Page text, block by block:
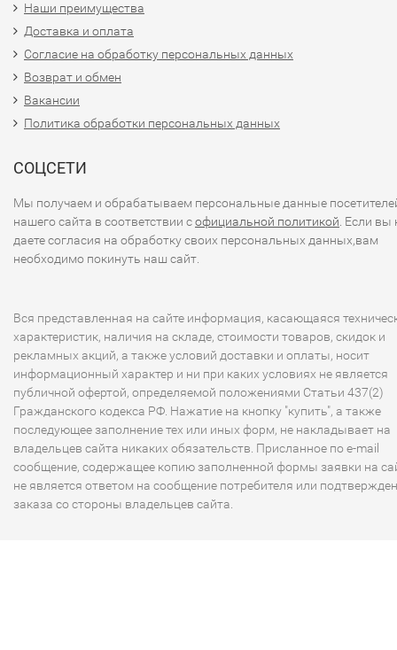
Наши преимущества
Доставка и оплата
Согласие на обработку персональных данных
Возврат и обмен
Вакансии
Политика обработки персональных данных
СОЦСЕТИ
Мы получаем и обрабатываем персональные данные
нашего сайта в соответствии софициальной политикой . Если вы
даете согласия на обработку своих персональных данных,вам
необходимо покинуть наш сайт.
Вся представленная на сайте информация, касающаяся
характеристик, наличия на складе, стоимости товаров, скидок и
рекламных акций, а также условий доставки и оплаты, носит
информационный характер и ни при каких условиях не является
публичной офертой, определяемой положениями Статьи 437(2)
Гражданского кодекса РФ. Нажатие на кнопку "купить", а также
последующее заполнение тех или иных форм, не накладывает на
владельцев сайта никаких обязательств. Присланное по e-mail
сообщение, содержащее копию заполненной формы заявки на
не является ответом на сообщение потребителя или
заказа со стороны владельцев сайта.